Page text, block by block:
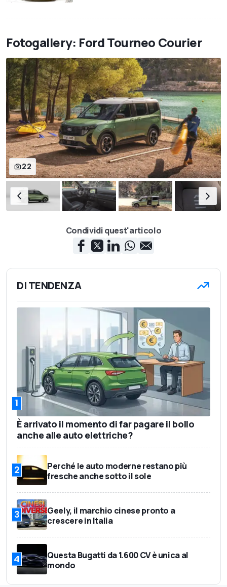
Fotogallery: Ford Tourneo Courier
22
Condividi quest'articolo
DI TENDENZA
1
È arrivato il momento di far pagare il bollo
anche alle auto elettriche?
2
Perché le auto moderne restano più
fresche anche sotto il sole
3
Geely, il marchio cinese pronto a
crescere in Italia
4
Questa Bugatti da 1.600 CV è unica al
mondo